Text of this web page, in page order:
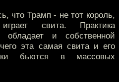
что Трамп - не тот король,
свита. Практика
обладает и собственной
эта самая свита и его
бьются в массовых